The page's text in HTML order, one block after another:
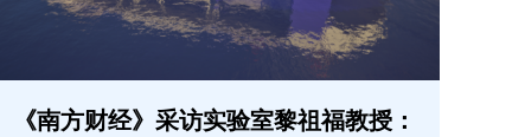
《南方财经》采访实验室黎祖福教授：